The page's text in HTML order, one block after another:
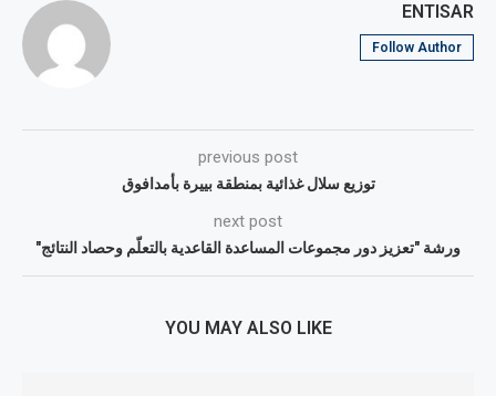
ENTISAR
Follow Author
previous post
توزيع سلال غذائية بمنطقة بييرة بأمدافوق
next post
ورشة "تعزيز دور مجموعات المساعدة القاعدية بالتعلّم وحصاد النتائج"
YOU MAY ALSO LIKE